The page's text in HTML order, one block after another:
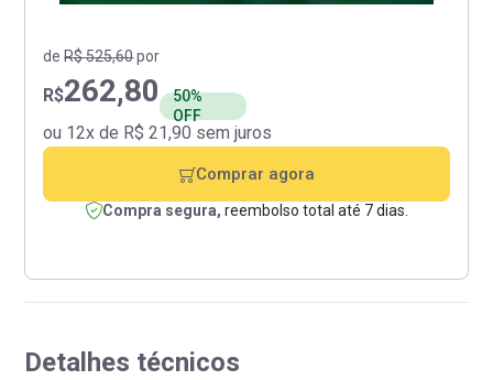
Detalhes técnicos
deR$ 525,60por
R$262,80
50%
OFF
ou 12x de R$ 21,90 sem juros
Comprar agora
Compra segura, reembolso total até 7 dias.